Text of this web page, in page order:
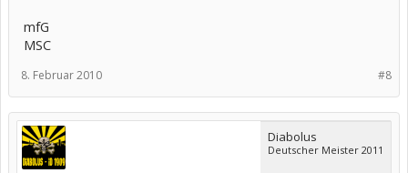
mfG
MSC
#8
8. Februar 2010
Diabolus
Deutscher Meister 2011